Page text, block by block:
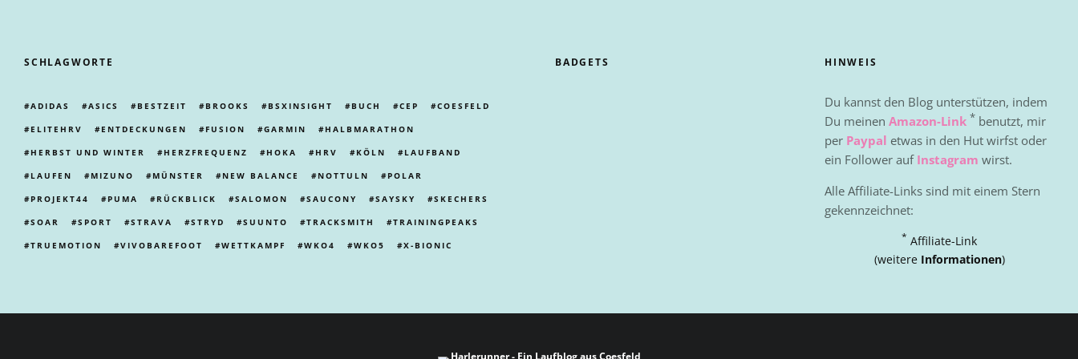
SCHLAGWORTE
ADIDAS ASICS BESTZEIT BROOKS BSXINSIGHT BUCH CEP COESFELD
ELITEHRV ENTDECKUNGEN FUSION GARMIN HALBMARATHON
HERBST UND WINTER HERZFREQUENZ HOKA HRV KÖLN LAUFBAND
LAUFEN MIZUNO MÜNSTER NEW BALANCE NOTTULN POLAR
PROJEKT44 PUMA RÜCKBLICK SALOMON SAUCONY SAYSKY SKECHERS
SOAR SPORT STRAVA STRYD SUUNTO TRACKSMITH TRAININGPEAKS
TRUEMOTION VIVOBAREFOOT WETTKAMPF WKO4 WKO5 X-BIONIC
BADGETS HINWEIS
Du kannst den Blog unterstützen, indem
Du meinen Amazon-Link * benutzt, mir
per Paypal etwas in den Hut wirfst oder
ein Follower auf Instagram wirst.
Alle Affiliate-Links sind mit einem Stern
gekennzeichnet:
* Affiliate-Link
(weitere Informationen)